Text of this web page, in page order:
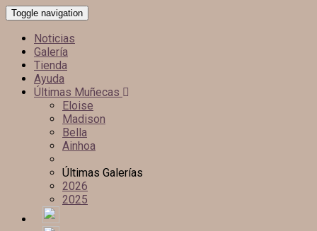
Toggle navigation
Noticias
Galería
Tienda
Ayuda
Últimas Muñecas
Eloise
Madison
Bella
Ainhoa
Últimas Galerías
2026
2025